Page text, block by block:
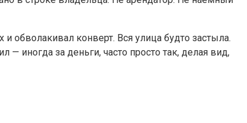
обволакивал конверт. Вся улица будто застыла.
иногда за деньги, часто просто так, делая вид,